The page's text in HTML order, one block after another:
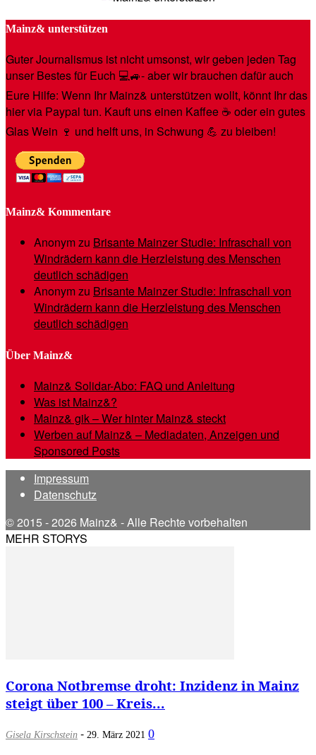
Mainz& unterstützen
Guter Journalismus ist nicht umsonst, wir geben jeden Tag
unser Bestes für Euch 💻🚙- aber wir brauchen dafür auch
Eure Hilfe: Wenn Ihr Mainz& unterstützen wollt, könnt Ihr das
hier via Paypal tun. Kauft uns einen Kaffee ☕️ oder ein gutes
Glas Wein 🍷 und helft uns, in Schwung 💪 zu bleiben!
Mainz& Kommentare
Anonymzu Brisante Mainzer Studie: Infraschall von
Windrädern kann die Herzleistung des Menschen
deutlich schädigen
Anonymzu Brisante Mainzer Studie: Infraschall von
Windrädern kann die Herzleistung des Menschen
deutlich schädigen
Über Mainz&
Mainz& Solidar-Abo: FAQ und Anleitung
Was ist Mainz&?
Mainz& gik – Wer hinter Mainz& steckt
Werben auf Mainz& – Mediadaten, Anzeigen und
Sponsored Posts
Impressum
Datenschutz
© 2015 - 2026 Mainz& - Alle Rechte vorbehalten
MEHR STORYS
Corona Notbremse droht: Inzidenz in Mainz
steigt über 100 – Kreis...
Gisela Kirschstein - 29. März 2021 0